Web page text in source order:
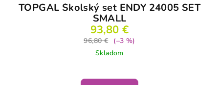
TOPGAL Školský set ENDY 24005 SET
SMALL
93,80 €
96,80 €
(–3 %)
Skladom